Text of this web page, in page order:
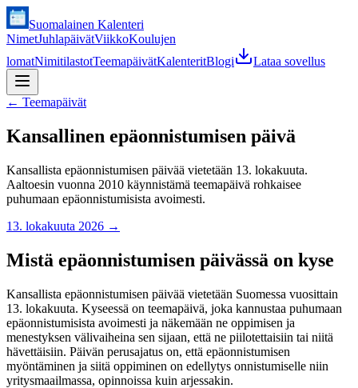
Suomalainen Kalenteri
NimetJuhlapäivätViikkoKoulujen
lomatNimitilastotTeemapäivätKalenteritBlogi Lataa sovellus
← Teemapäivät
Kansallinen epäonnistumisen päivä
Kansallista epäonnistumisen päivää vietetään 13. lokakuuta.
Aaltoesin vuonna 2010 käynnistämä teemapäivä rohkaisee
puhumaan epäonnistumisista avoimesti.
13. lokakuuta 2026 →
Mistä epäonnistumisen päivässä on kyse
Kansallista epäonnistumisen päivää vietetään Suomessa vuosittain
13. lokakuuta. Kyseessä on teemapäivä, joka kannustaa puhumaan
epäonnistumisista avoimesti ja näkemään ne oppimisen ja
menestyksen välivaiheina sen sijaan, että ne piilotettaisiin tai niitä
hävettäisiin. Päivän perusajatus on, että epäonnistumisen
myöntäminen ja siitä oppiminen on edellytys onnistumiselle niin
yritysmaailmassa, opinnoissa kuin arjessakin.